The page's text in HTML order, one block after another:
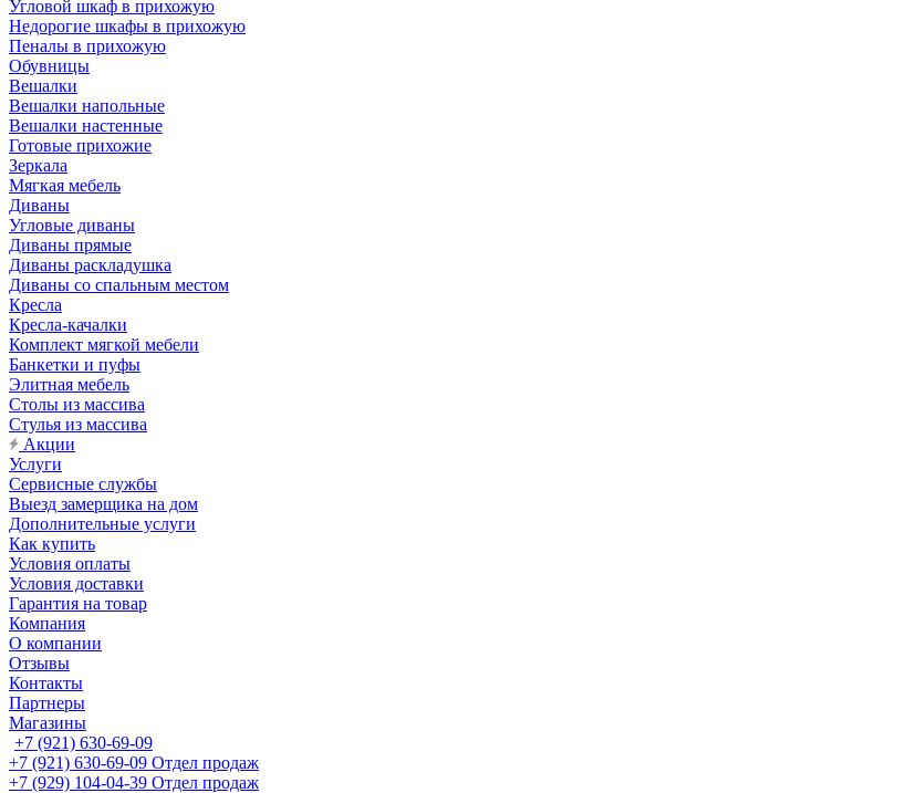
Угловой шкаф в прихожую
Недорогие шкафы в прихожую
Пеналы в прихожую
Обувницы
Вешалки
Вешалки напольные
Вешалки настенные
Готовые прихожие
Зеркала
Мягкая мебель
Диваны
Угловые диваны
Диваны прямые
Диваны раскладушка
Диваны со спальным местом
Кресла
Кресла-качалки
Комплект мягкой мебели
Банкетки и пуфы
Элитная мебель
Столы из массива
Стулья из массива
Акции
Услуги
Сервисные службы
Выезд замерщика на дом
Дополнительные услуги
Как купить
Условия оплаты
Условия доставки
Гарантия на товар
Компания
О компании
Отзывы
Контакты
Партнеры
Магазины
+7 (921) 630-69-09
+7 (921) 630-69-09 Отдел продаж
+7 (929) 104-04-39 Отдел продаж